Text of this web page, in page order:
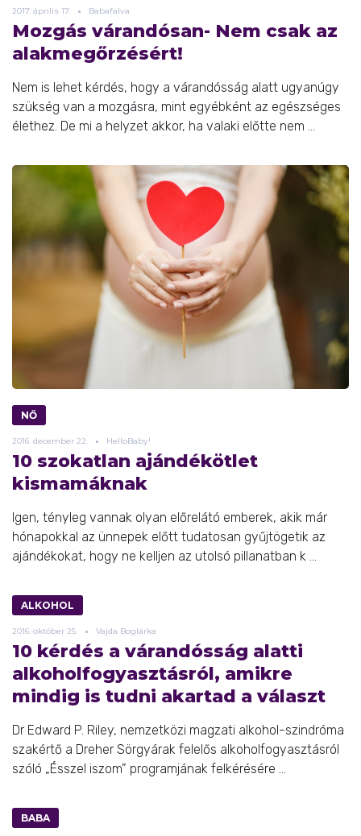
2017. április 17. Babafalva
Mozgás várandósan- Nem csak az
alakmegőrzésért!
Nem is lehet kérdés, hogy a várandósság alatt ugyanúgy
szükség van a mozgásra, mint egyébként az egészséges
élethez. De mi a helyzet akkor, ha valaki előtte nem ...
NŐ
2016. december 22. HelloBaby!
10 szokatlan ajándékötlet
kismamáknak
Igen, tényleg vannak olyan előrelátó emberek, akik már
hónapokkal az ünnepek előtt tudatosan gyűjtögetik az
ajándékokat, hogy ne kelljen az utolsó pillanatban k ...
ALKOHOL
2016. október 25. Vajda Boglárka
10 kérdés a várandósság alatti
alkoholfogyasztásról, amikre
mindig is tudni akartad a választ
Dr Edward P. Riley, nemzetközi magzati alkohol-szindróma
szakértő a Dreher Sörgyárak felelős alkoholfogyasztásról
szóló „Ésszel iszom” programjának felkérésére ...
BABA